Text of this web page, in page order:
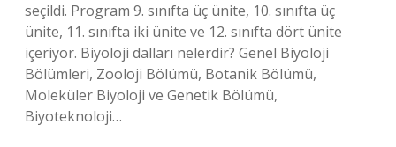
seçildi. Program 9. sınıfta üç ünite, 10. sınıfta üç
ünite, 11. sınıfta iki ünite ve 12. sınıfta dört ünite
içeriyor. Biyoloji dalları nelerdir? Genel Biyoloji
Bölümleri, Zooloji Bölümü, Botanik Bölümü,
Moleküler Biyoloji ve Genetik Bölümü,
Biyoteknoloji…